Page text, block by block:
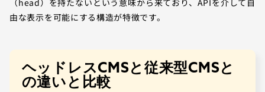
（head）を持たないという意味から来ており、APIを介して自
由な表示を可能にする構造が特徴です。
ヘッドレスCMSと従来型CMSと
の違いと比較